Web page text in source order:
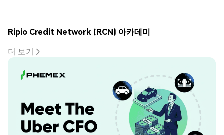
Ripio Credit Network (RCN) 아카데미
더 보기